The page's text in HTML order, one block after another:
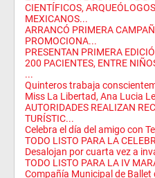
CIENTÍFICOS,
MEXICANOS...
ARRANCÓ PRIMERA
PROMOCIONA...
PRESENTAN PRIMERA
200 PACIENTES, ENTRE
...
Quinteros trabaja
Miss La Libertad, Ana Lucia
AUTORIDADES REALIZAN
TURÍSTIC...
Celebra el día del amigo con
TODO LISTO PARA LA
Desalojan por cuarta vez a
TODO LISTO PARA LA IV
Compañía Municipal de Ballet